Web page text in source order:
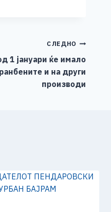
СЛЕДНО
1 јануари ќе имало
и на други
производи